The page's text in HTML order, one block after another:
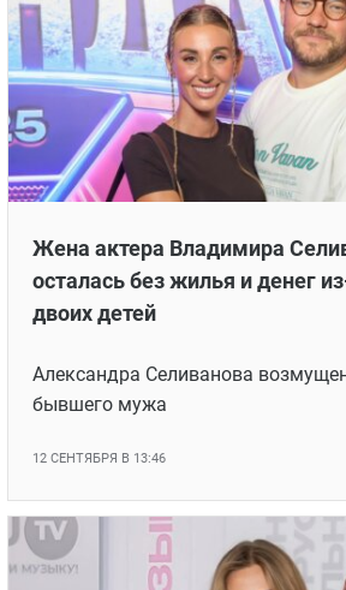
Жена актера Владимира
осталась без жилья и денег
двоих детей
Александра Селиванова
бывшего мужа
12 СЕНТЯБРЯ В 13:46